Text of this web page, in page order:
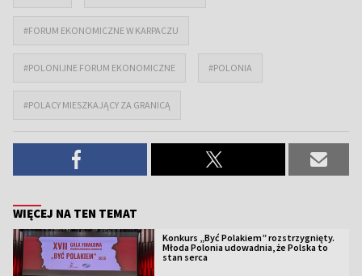
#FORUM EKONOMICZNE W KARPACZU
#POLONIJNE FORUM EKONOMICZNE #POLONIA
#POLACY MIESZKAJĄCY ZA GRANICĄ
WIĘCEJ NA TEN TEMAT
Konkurs „Być Polakiem” rozstrzygnięty.
Młoda Polonia udowadnia, że Polska to
stan serca